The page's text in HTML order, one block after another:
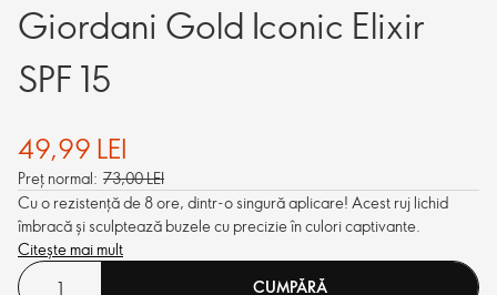
Giordani Gold Iconic Elixir
SPF 15
49,99 LEI
Preț normal: 73,00 LEI
Cu o rezistență de 8 ore, dintr-o singură aplicare! Acest ruj lichid
îmbracă și sculptează buzele cu precizie în culori captivante.
Citește mai mult
CUMPĂRĂ